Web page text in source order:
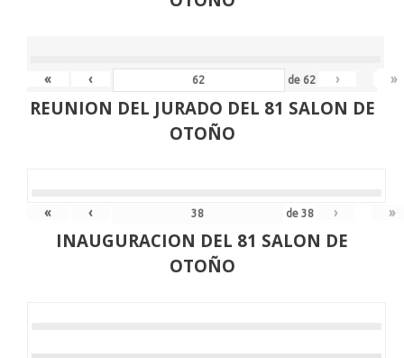
« ‹ de 62 › »
REUNION DEL JURADO DEL 81 SALON DE
OTOÑO
« ‹ de 38 › »
INAUGURACION DEL 81 SALON DE
OTOÑO